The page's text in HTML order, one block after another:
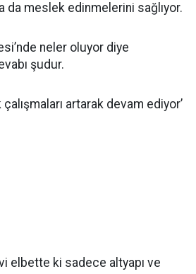
da meslek edinmelerini sağlıyor.
neler oluyor diye
şudur.
artarak devam ediyor’
elbette ki sadece altyapı ve